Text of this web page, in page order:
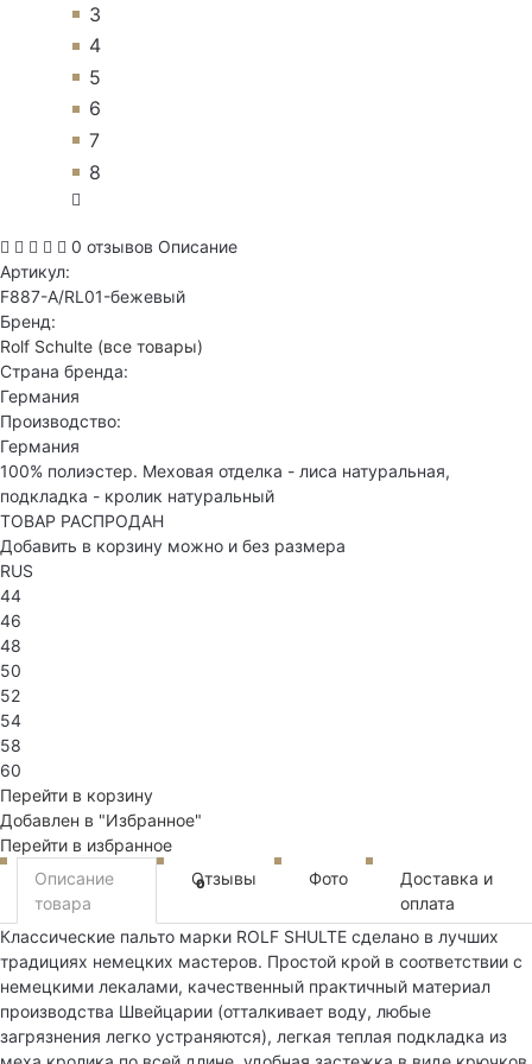
3
4
5
6
7
8
0 отзывов Описание
Артикул:
F887-A/RL01-бежевый
Бренд:
Rolf Schulte (все товары)
Страна бренда:
Германия
Производство:
Германия
100% полиэстер. Меховая отделка - лиса натуральная,
подкладка - кролик натуральный
ТОВАР РАСПРОДАН
Добавить в корзину можно и без размера
RUS
44
46
48
50
52
54
58
60
Перейти в корзину
Добавлен в "Избранное"
Перейти в избранное
Описание
товара
Отзывы
0 Фото
Доставка и
оплата
Классические пальто марки ROLF SHULTE сделано в лучших
традициях немецких мастеров. Простой крой в соответствии с
немецкими лекалами, качественный практичный материал
производства Швейцарии (отталкивает воду, любые
загрязнения легко устраняются), легкая теплая подкладка из